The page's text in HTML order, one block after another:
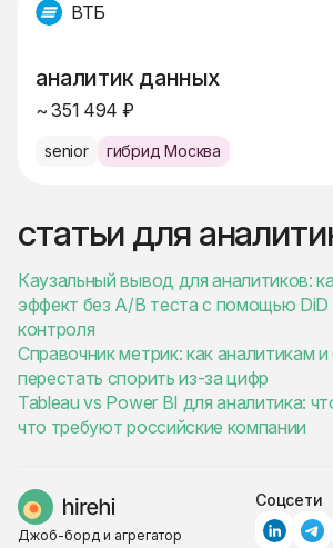
ВТБ
аналитик данных
~ 351 494 ₽
senior гибрид Москва
статьи для
Каузальный вывод для аналитиков:
эффект без A/B теста с помощью DiD
контроля
Справочник метрик: как аналитикам и
перестать спорить из-за цифр
Tableau vs Power BI для аналитика:
что требуют российские компании
Джоб-борд и агрегатор
Соцсети